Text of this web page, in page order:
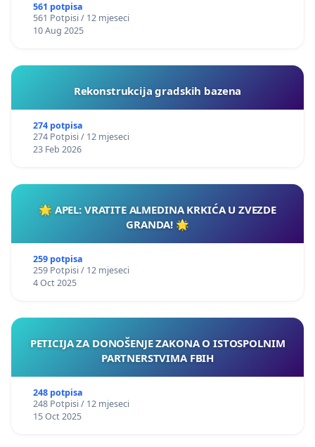
561 potpisa
561 Potpisi / 12 mjeseci
10 Aug 2025
Rekonstrukcija gradskih bazena
274 potpisa
274 Potpisi / 12 mjeseci
23 Feb 2026
🌟 APEL: VRATITE ALMEDINA KRKIĆA U ZVEZDE
GRANDA! 🌟
259 potpisa
259 Potpisi / 12 mjeseci
4 Oct 2025
PETICIJA ZA DONOŠENJE ZAKONA O ISTOSPOLNIM
PARTNERSTVIMA FBIH
248 potpisa
248 Potpisi / 12 mjeseci
15 Oct 2025